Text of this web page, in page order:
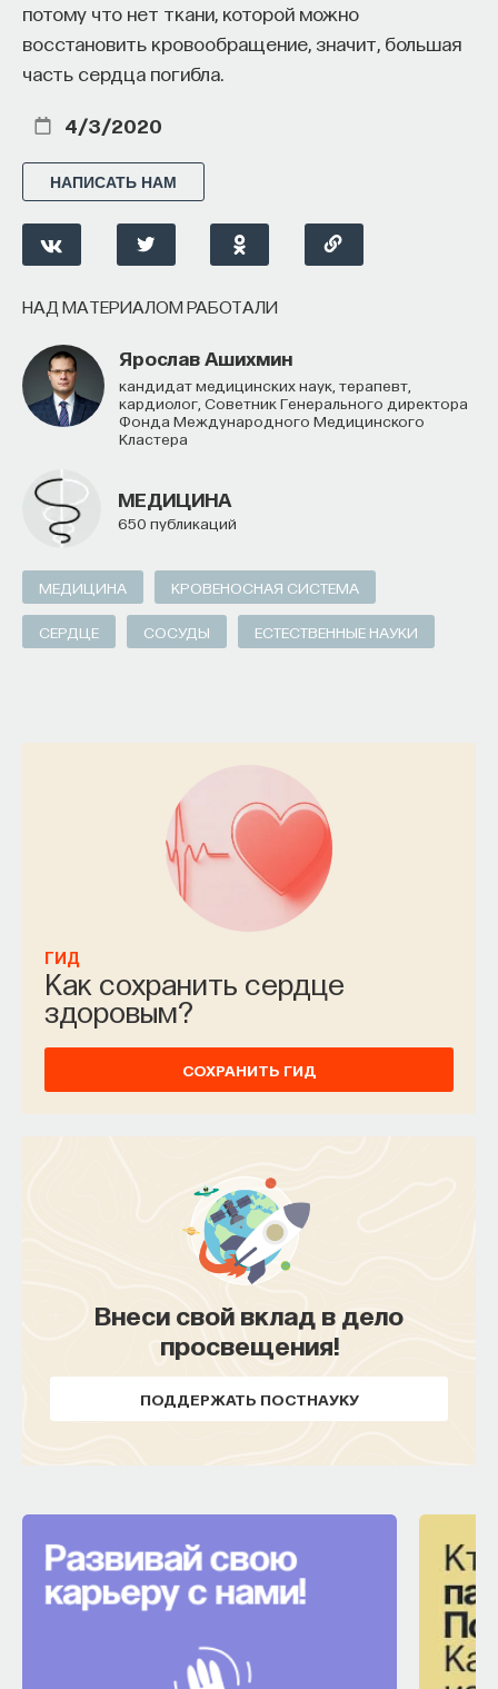
потому что нет ткани, которой можно
восстановить кровообращение, значит, большая
часть сердца погибла.
4/3/2020
НАПИСАТЬ НАМ
НАД МАТЕРИАЛОМ РАБОТАЛИ
Ярослав Ашихмин
кандидат медицинских наук, терапевт,
кардиолог, Советник Генерального директора
Фонда Международного Медицинского
Кластера
МЕДИЦИНА
650 публикаций
МЕДИЦИНА КРОВЕНОСНАЯ СИСТЕМА
СЕРДЦЕ СОСУДЫ ЕСТЕСТВЕННЫЕ НАУКИ
ГИД
Как сохранить сердце
здоровым?
СОХРАНИТЬ ГИД
Внеси свой вклад в дело
просвещения!
ПОДДЕРЖАТЬ ПОСТНАУКУ